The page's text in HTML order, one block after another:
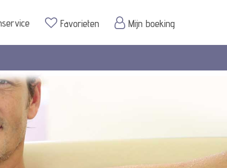
Favorieten Mijn boeking